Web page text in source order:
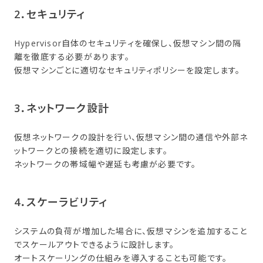
2．​セキュリティ
Hypervisor自体のセキュリティを確保し、仮想マシン間の隔
離を徹底する必要があります。
仮想マシンごとに適切なセキュリティポリシーを設定します。
3．​ネットワーク設計
仮想ネットワークの設計を行い、仮想マシン間の通信や外部ネ
ットワークとの接続を適切に設定します。
ネットワークの帯域幅や遅延も考慮が必要です。
4．​スケーラビリティ
システムの負荷が増加した場合に、仮想マシンを追加すること
でスケールアウトできるように設計します。
オートスケーリングの仕組みを導入することも可能です。